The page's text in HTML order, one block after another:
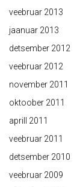
veebruar 2013
jaanuar 2013
detsember 2012
veebruar 2012
november 2011
oktoober 2011
aprill 2011
veebruar 2011
detsember 2010
veebruar 2009